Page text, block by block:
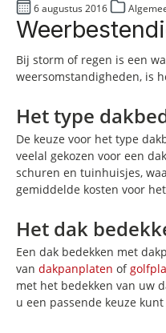
6 augustus 2016
Bij storm of regen is een
weersomstandigheden, is
Het type
De keuze voor het type
veelal gekozen voor een
schuren en tuinhuisjes,
gemiddelde kosten voor
Het dak
Een dak bedekken met
van dakpanplaten of
met het bedekken van uw
u een passende keuze